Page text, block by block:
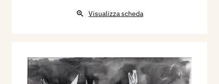
Visualizza scheda